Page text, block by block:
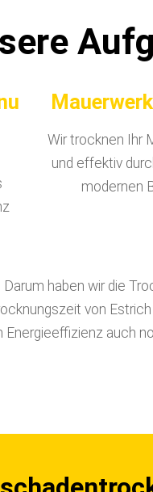
Wir trocknen Ihr
und effektiv
modernen
haben wir die
von
Energieeffizienz auch